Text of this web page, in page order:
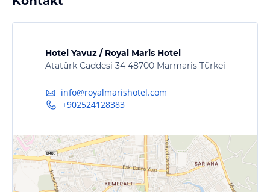
Hotel Yavuz / Royal Maris Hotel
Atatürk Caddesi 34 48700 Marmaris Türkei
info@royalmarishotel.com
+902524128383